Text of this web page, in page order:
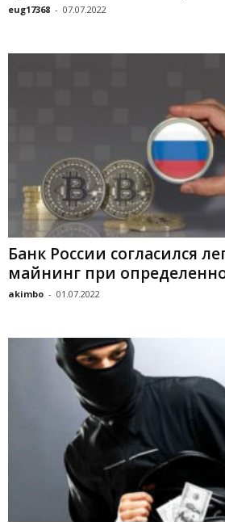
eug17368 - 07.07.2022
Банк России согласился
майнинг при
akimbo - 01.07.2022